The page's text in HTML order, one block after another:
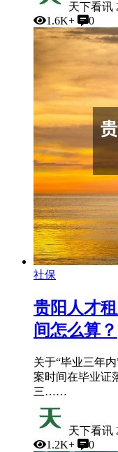
天下看讯
1.6K+
0
社保
贵阳人才
间怎么算？
关于“毕业三年
案时间在毕业证
三……
天下看讯
1.2K+
0